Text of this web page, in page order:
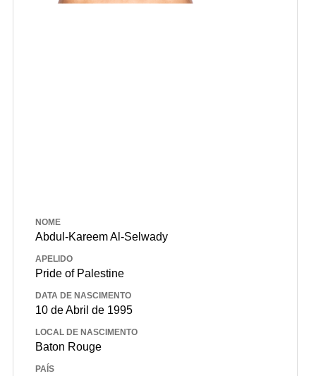
NOME
Abdul-Kareem Al-Selwady
APELIDO
Pride of Palestine
DATA DE NASCIMENTO
10 de Abril de 1995
LOCAL DE NASCIMENTO
Baton Rouge
PAÍS